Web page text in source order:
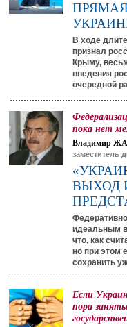
В ходе
признал
Крыму,
введения
очередной
пока нет
Владимир
заместитель
ВЫХОД
идеальным
что, как
но при этом
сохранить
Если
пора